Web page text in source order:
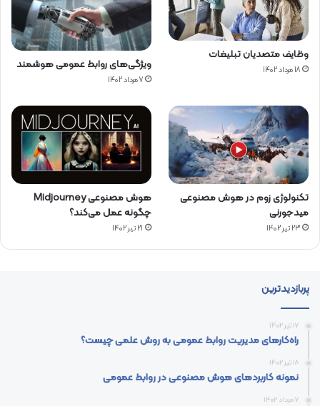
وظایف متصدیان تبلیغات
18 مرداد 1402 ویژگی‌های روابط عمومی هوشمند
7 مرداد 1402
تکنولوژی زوم در هوش مصنوعی
میدجورنی
23 تیر 1402
هوش مصنوعی Midjourney
چگونه عمل می‌کند؟
21 تیر 1402
پربازدیدترین
17 تیر 1402
راه‌کارهای مدیریت روابط عمومی به روش علمی چیست؟
18 تیر 1402
نمونه کاربردهای هوش مصنوعی در روابط عمومی
7 مرداد 1402